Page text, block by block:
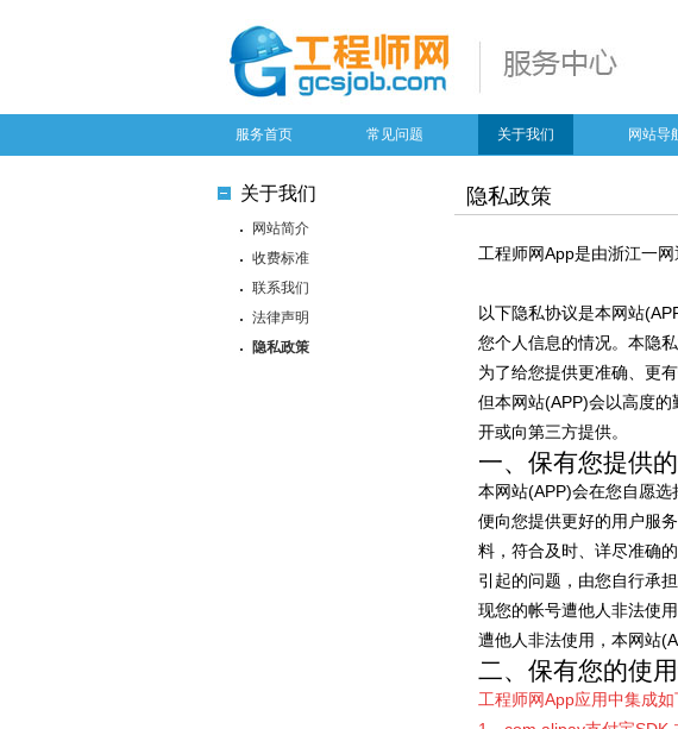
服务首页 常见问题 关于我们 网站导
关于我们
网站简介
收费标准
联系我们
法律声明
隐私政策
隐私政策
工程师网App是由浙江一网
以下隐私协议是本网站
您个人信息的情况。本隐
为了给您提供更准确、更
但本网站(APP)会以高度
开或向第三方提供。
一、保有您提供
本网站(APP)会在您自愿
便向您提供更好的用户服
料，符合及时、详尽准确
引起的问题，由您自行承
现您的帐号遭他人非法使
遭他人非法使用，本网站
二、保有您的使
工程师网App应用中集成如